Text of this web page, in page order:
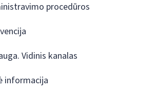
procedūros
Vidinis kanalas
informacija